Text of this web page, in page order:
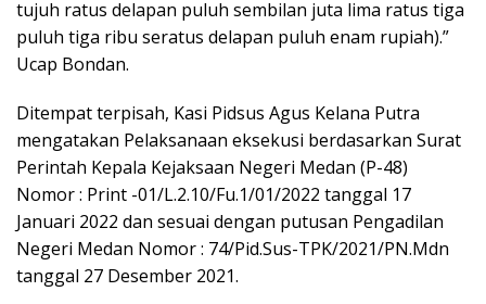
tujuh ratus delapan puluh sembilan juta lima ratus tiga
puluh tiga ribu seratus delapan puluh enam rupiah).”
Ucap Bondan.
Ditempat terpisah, Kasi Pidsus Agus Kelana Putra
mengatakan Pelaksanaan eksekusi berdasarkan Surat
Perintah Kepala Kejaksaan Negeri Medan (P-48)
Nomor : Print -01/L.2.10/Fu.1/01/2022 tanggal 17
Januari 2022 dan sesuai dengan putusan Pengadilan
Negeri Medan Nomor : 74/Pid.Sus-TPK/2021/PN.Mdn
tanggal 27 Desember 2021.